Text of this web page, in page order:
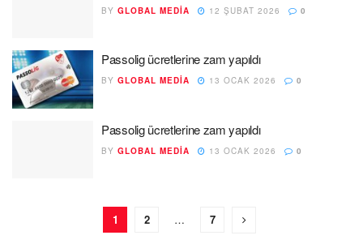
BY GLOBAL MEDIA 12 ŞUBAT 2026 0
Passolig ücretlerine zam yapıldı
BY GLOBAL MEDIA 13 OCAK 2026 0
Passolig ücretlerine zam yapıldı
BY GLOBAL MEDIA 13 OCAK 2026 0
1 2 … 7